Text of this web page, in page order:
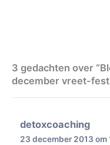
3 gedachten over
december vreet-
detoxcoaching
23 december 2013 om